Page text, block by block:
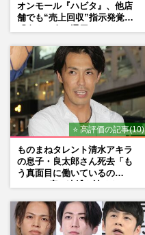
オンモール『ハビタ』、他店
舗でも“売上回収”指示発覚で
⭐ 高評価の記事(10)
ものまねタレント清水アキラ
の息子・良太郎さん死去「も
う真面目に働いているの